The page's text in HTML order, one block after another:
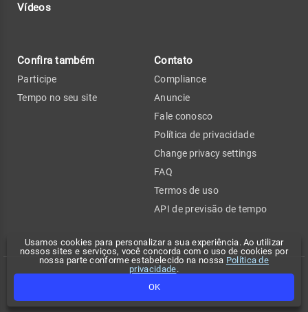
Usamos cookies para personalizar a sua experiência. Ao utilizar
nossos sites e serviços, você concorda com o uso de cookies por
nossa parte conforme estabelecido na nossa Política de
privacidade.
OK
Vídeos
Confira também
Participe
Tempo no seu site
Contato
Compliance
Anuncie
Fale conosco
Política de privacidade
Change privacy settings
FAQ
Termos de uso
API de previsão de tempo
Copyright 2026 - Climatempo. Todos os direitos reservados.